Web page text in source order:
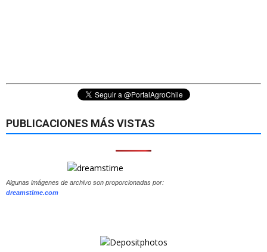
PUBLICACIONES MÁS VISTAS
Algunas imágenes de archivo son proporcionadas por:
dreamstime.com